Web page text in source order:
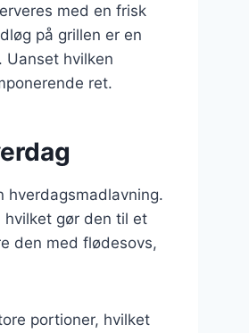
med en frisk
på grillen er en
hvilken
ret.
hverdagsmadlavning.
hvilket gør den til et
den med flødesovs,
portioner, hvilket